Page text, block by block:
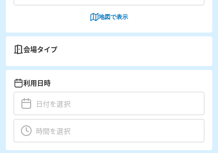
地図で表示
会場タイプ
利用日時